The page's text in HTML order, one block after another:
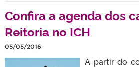
Confira a agenda dos
Reitoria no ICH
05/05/2016
A partir do